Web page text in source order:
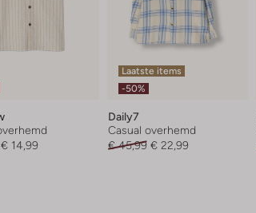
€ 14,99
Laatste items
-50%
Daily7
Casual overhemd
€ 45,99 € 22,99